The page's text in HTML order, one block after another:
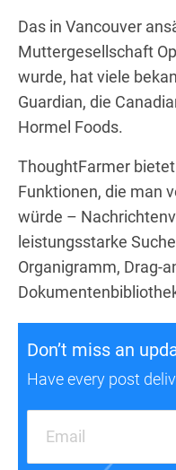
Das in Vancouver
Muttergesellschaft
wurde, hat viele
Guardian, die
Hormel Foods.
ThoughtFarmer
Funktionen, die man
würde –
leistungsstarke
Organigramm, Drag-
Don’t miss an
Have every post